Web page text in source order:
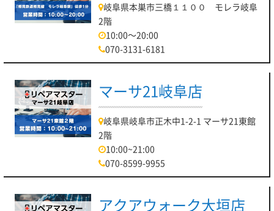
岐阜県本巣市三橋１１００ モレラ岐阜
2階
10:00～20:00
070-3131-6181
マーサ21岐阜店
岐阜県岐阜市正木中1-2-1 マーサ21東館
2階
10:00~21:00
070-8599-9955
アクアウォーク大垣店